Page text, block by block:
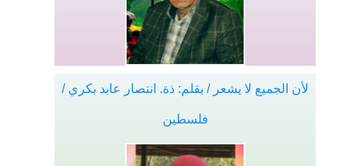
لأن الجميع لا يشعر / بقلم: ذة. انتصار عابد بكري /
فلسطين